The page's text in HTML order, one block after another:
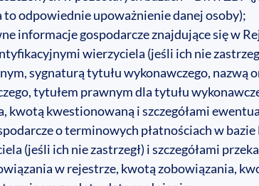
to odpowiednie upoważnienie danej osoby);
informacje gospodarcze znajdujące się w
wierzyciela (jeśli ich nie
sygnaturą tytułu wykonawczego, nazwą
tytułem prawnym dla tytułu
kwotą kwestionowaną i szczegółami
o terminowych płatnościach w
(jeśli ich nie zastrzegł) i szczegółami
w rejestrze, kwotą zobowiązania,